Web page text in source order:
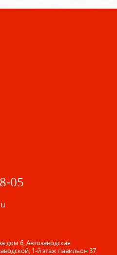
05
дом 6, Автозаводская
1-й этаж павильон 37.